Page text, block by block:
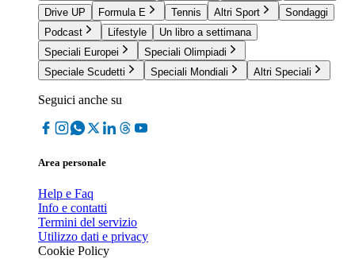
Drive UP
Formula E Tennis Altri Sport
Sondaggi
Podcast
Lifestyle
Un libro a settimana
Speciali Europei
Speciali Olimpiadi
Speciale Scudetti
Speciali Mondiali Altri Speciali
Seguici anche su
Area personale
Help e Faq
Info e contatti
Termini del servizio
Utilizzo dati e privacy
Cookie Policy